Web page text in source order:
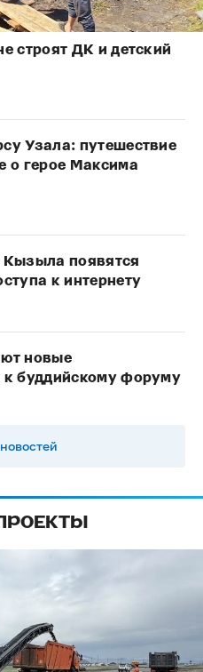
строят ДК и детский
Узала: путешествие
о герое Максима
появятся
к интернету
новые
буддийскому форуму